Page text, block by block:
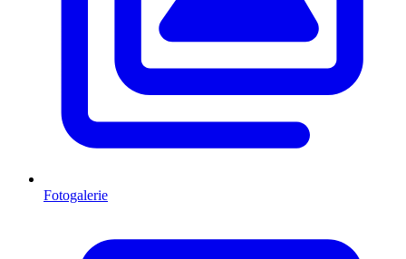
Fotogalerie